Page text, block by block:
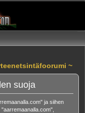
~
suoja
ja siihen